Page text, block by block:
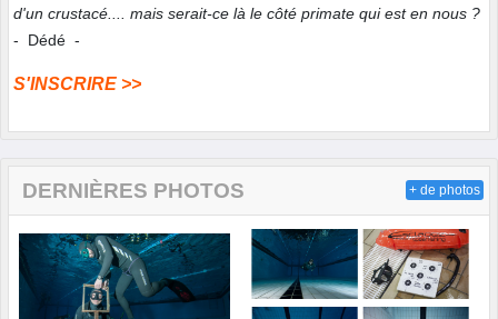
d'un crustacé.... mais serait-ce là le côté primate qui est en nous ?
- Dédé -
S'INSCRIRE >>
DERNIÈRES PHOTOS + de photos